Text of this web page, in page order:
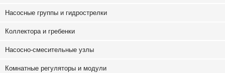
Насосные группы и гидрострелки
Коллектора и гребенки
Насосно-смесительные узлы
Комнатные регуляторы и модули